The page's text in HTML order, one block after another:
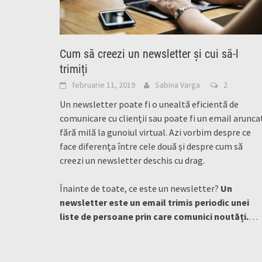
Cum să creezi un newsletter și cui să-l
trimiți
februarie 11, 2019 Sabina Varga 2
Un newsletter poate fi o unealtă eficientă de
comunicare cu clienții sau poate fi un email
fără milă la gunoiul virtual. Azi vorbim despre ce
face diferența între cele două și despre cum să
creezi un newsletter deschis cu drag.
Înainte de toate, ce este un newsletter? Un
newsletter este un email trimis periodic unei
liste de persoane prin care comunici noutăți.…